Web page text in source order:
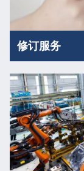
修订服务